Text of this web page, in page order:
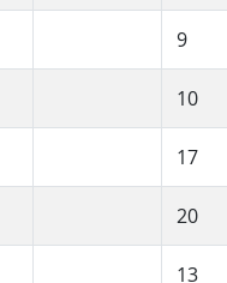
9
10
17
20
13